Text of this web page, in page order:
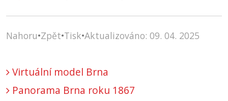
Nahoru•Zpět•Tisk•Aktualizováno: 09. 04. 2025
Virtuální model Brna
Panorama Brna roku 1867